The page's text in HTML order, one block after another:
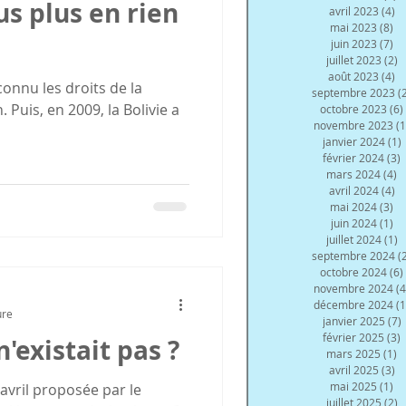
avril 2023 (4)
mai 2023 (8)
juin 2023 (7)
juillet 2023 (2)
août 2023 (4)
septembre 2023
octobre 2023 (6)
novembre 2023
janvier 2024 (1)
février 2024(3)
mars 2024(4)
avril 2024 (4)
mai 2024(3)
juin 2024 (1)
juillet 2024 (1)
septembre 2024
octobre 2024(6)
novembre 2024
décembre 2024
janvier 2025 (7)
février 2025 (3)
mars 2025 (1)
avril 2025 (3)
mai 2025 (1)
juillet 2025 (2)
plus en rien
en 2009, la Bolivie a
pas ?
proposée par le